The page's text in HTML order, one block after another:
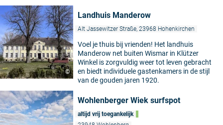
©
Landhuis Manderow
Alt Jassewitzer Straße, 23968 Hohenkirchen
Voel je thuis bij vrienden! Het landhuis
Manderow net buiten Wismar in Klützer
Winkel is zorgvuldig weer tot leven gebracht
en biedt individuele gastenkamers in de stijl
van de gouden jaren 1920.
Wohlenberger Wiek surfspot
altijd vrij toegankelijk